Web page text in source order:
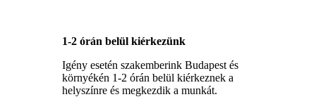
1-2 órán belül kiérkezünk
Igény esetén szakemberink Budapest és
környékén 1-2 órán belül kiérkeznek a
helyszínre és megkezdik a munkát.